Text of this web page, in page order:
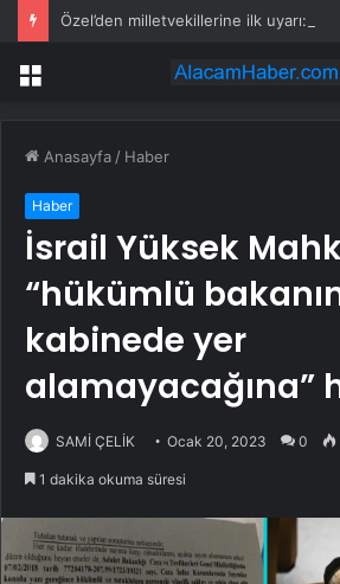
Menü
Anasayfa / Haber
Haber
İsrail Yüksek
“hükümlü
kabinede yer
alamayacağına”
SAMİ ÇELİK Ocak 20, 2023 0
1 dakika okuma süresi